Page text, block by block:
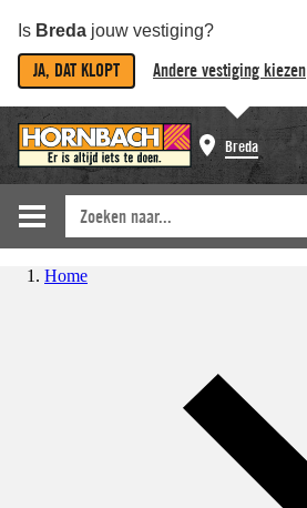
Is Breda jouw vestiging?
JA, DAT KLOPT Andere vestiging kiezen
Breda
Home